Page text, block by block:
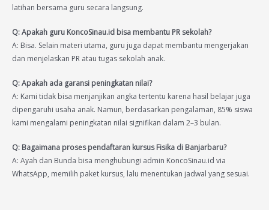
latihan bersama guru secara langsung.
Q: Apakah guru KoncoSinau.id bisa membantu PR sekolah?
A: Bisa. Selain materi utama, guru juga dapat membantu mengerjakan
dan menjelaskan PR atau tugas sekolah anak.
Q: Apakah ada garansi peningkatan nilai?
A: Kami tidak bisa menjanjikan angka tertentu karena hasil belajar juga
dipengaruhi usaha anak. Namun, berdasarkan pengalaman, 85% siswa
kami mengalami peningkatan nilai signifikan dalam 2–3 bulan.
Q: Bagaimana proses pendaftaran kursus Fisika di Banjarbaru?
A: Ayah dan Bunda bisa menghubungi admin KoncoSinau.id via
WhatsApp, memilih paket kursus, lalu menentukan jadwal yang sesuai.